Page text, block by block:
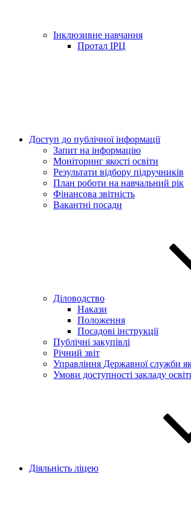
Інклюзивне навчання
Протал ІРЦ
Доступ до публічної інформації
Запит на інформацію
Моніторинг якості освіти
Результати відбору підручників
План роботи на навчальний рік
Фінансова звітність
Вакантні посади
Діловодство
Накази
Положення
Посадові інструкції
Публічні закупівлі
Річний звіт
Управління Державної служби
Умови доступності закладу
Діяльність ліцею